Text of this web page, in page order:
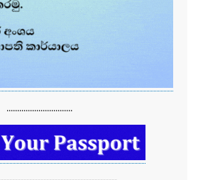
...............................